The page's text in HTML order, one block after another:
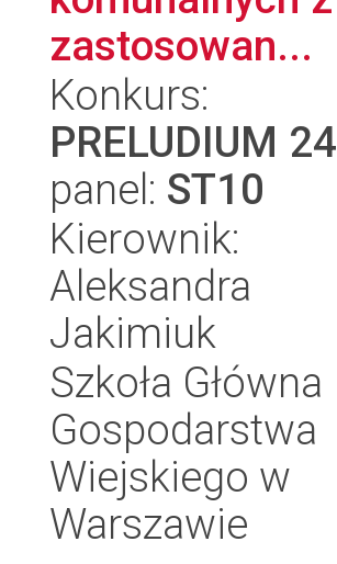
zastosowan...
Konkurs:
PRELUDIUM 24
panel: ST10
Kierownik:
Aleksandra
Jakimiuk
Szkoła Główna
Gospodarstwa
Wiejskiego w
Warszawie